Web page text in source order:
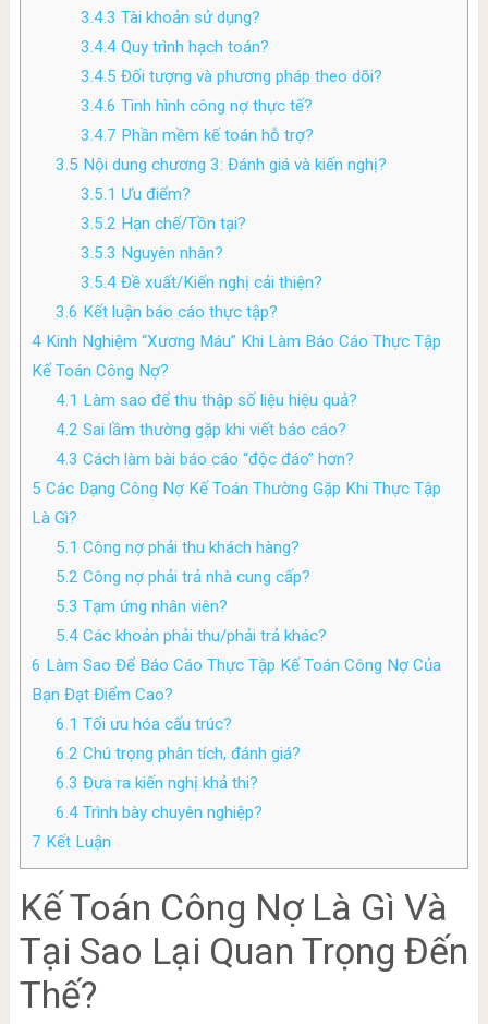
3.4.3 Tài khoản sử dụng?
3.4.4 Quy trình hạch toán?
3.4.5 Đối tượng và phương pháp theo dõi?
3.4.6 Tình hình công nợ thực tế?
3.4.7 Phần mềm kế toán hỗ trợ?
3.5 Nội dung chương 3: Đánh giá và kiến nghị?
3.5.1 Ưu điểm?
3.5.2 Hạn chế/Tồn tại?
3.5.3 Nguyên nhân?
3.5.4 Đề xuất/Kiến nghị cải thiện?
3.6 Kết luận báo cáo thực tập?
4Kinh Nghiệm “Xương Máu” Khi Làm Báo Cáo Thực Tập
Kế Toán Công Nợ?
4.1 Làm sao để thu thập số liệu hiệu quả?
4.2 Sai lầm thường gặp khi viết báo cáo?
4.3 Cách làm bài báo cáo “độc đáo” hơn?
5 Các Dạng Công Nợ Kế Toán Thường Gặp Khi Thực Tập
Là Gì?
5.1 Công nợ phải thu khách hàng?
5.2 Công nợ phải trả nhà cung cấp?
5.3 Tạm ứng nhân viên?
5.4 Các khoản phải thu/phải trả khác?
6 Làm Sao Để Báo Cáo Thực Tập Kế Toán Công Nợ Của
Bạn Đạt Điểm Cao?
6.1 Tối ưu hóa cấu trúc?
6.2 Chú trọng phân tích, đánh giá?
6.3 Đưa ra kiến nghị khả thi?
6.4 Trình bày chuyên nghiệp?
7 Kết Luận
Kế Toán Công Nợ Là Gì Và
Tại Sao Lại Quan Trọng Đến
Thế?